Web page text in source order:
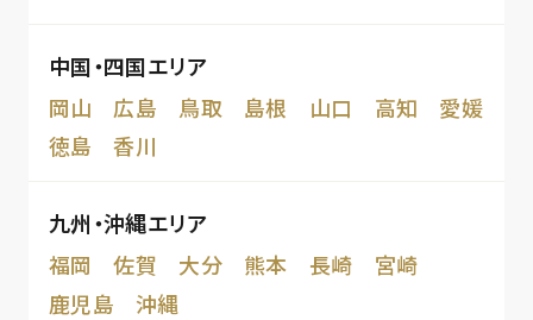
中国・四国エリア
岡山
広島 鳥取 島根 山口 高知
愛媛
徳島
香川
九州・沖縄エリア
福岡
佐賀 大分 熊本 長崎
宮崎
鹿児島
沖縄